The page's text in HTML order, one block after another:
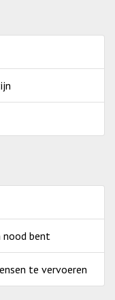
nood bent
te vervoeren